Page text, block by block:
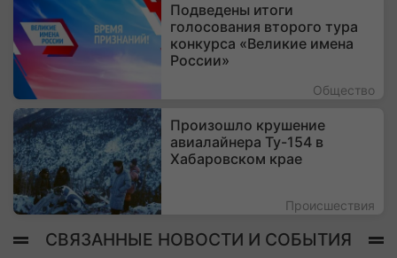
Подведены итоги
голосования второго тура
конкурса «Великие имена
России»
Общество
Произошло крушение
авиалайнера Ту-154 в
Хабаровском крае
Происшествия
СВЯЗАННЫЕ НОВОСТИ И СОБЫТИЯ